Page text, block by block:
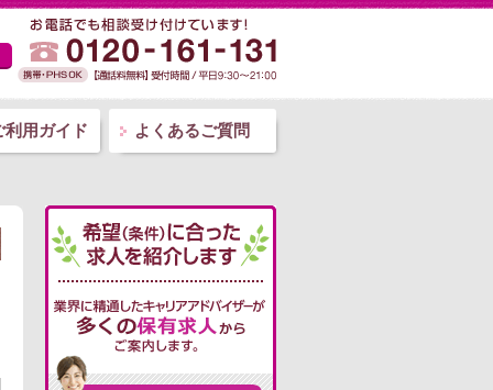
利用ガイド よくあるご質問